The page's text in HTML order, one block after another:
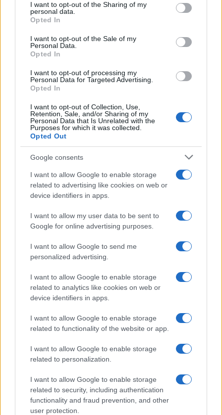
not limited to your visit or usage behaviour. You may click to
grant or deny consent to Google and its third-party tags to
use your data for below specified purposes in below Google
consent section.
I want to opt-out of the Sharing of my
personal data.
Opted In
I want to opt-out of the Sale of my
Personal Data.
Opted In
I want to opt-out of processing my
Personal Data for Targeted Advertising.
Opted In
I want to opt-out of Collection, Use,
Retention, Sale, and/or Sharing of my
Personal Data that Is Unrelated with the
Purposes for which it was collected.
Opted Out
Google consents
I want to allow Google to enable storage
related to advertising like cookies on web or
device identifiers in apps.
I want to allow my user data to be sent to
Google for online advertising purposes.
I want to allow Google to send me
personalized advertising.
I want to allow Google to enable storage
related to analytics like cookies on web or
device identifiers in apps.
I want to allow Google to enable storage
related to functionality of the website or app.
I want to allow Google to enable storage
related to personalization.
I want to allow Google to enable storage
related to security, including authentication
functionality and fraud prevention, and other
user protection.
I GAME
EUG 2026: Salerno brilla con gli atleti universitari
Andrea Conforti · 3 Ago 2026
Spider-Man: Brand New Day supera Avengers:
Endgame con un’esordio da record
Ilaria Mauri · 2 Ago 2026